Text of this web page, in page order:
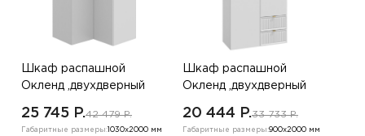
Шкаф распашной
Окленд ,двухдверный
25 745 P.42 479 P.
Габаритные размеры: 1030х2000 мм
Шкаф распашной
Окленд ,двухдверный
20 444 P.33 733 P.
Габаритные размеры:900х2000 мм